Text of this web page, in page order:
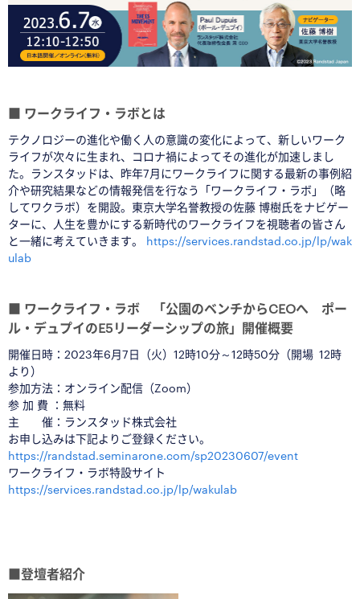
■ ワークライフ・ラボとは
テクノロジーの進化や働く人の意識の変化によって、新しいワーク
ライフが次々に生まれ、コロナ禍によってその進化が加速しまし
た。ランスタッドは、昨年7月にワークライフに関する最新の事例紹
介や研究結果などの情報発信を行なう「ワークライフ・ラボ」（略
してワクラボ）を開設。東京大学名誉教授の佐藤 博樹氏をナビゲー
ターに、人生を豊かにする新時代のワークライフを視聴者の皆さん
と一緒に考えていきます。 https://services.randstad.co.jp/lp/wak
ulab
■ ワークライフ・ラボ 「公園のベンチからCEOへ ポー
ル・デュプイのE5リーダーシップの旅」開催概要
開催日時： 2023年6月7日（火）12時10分～12時50分（開場 12時
より）
参加方法：オンライン配信（Zoom）
参 加 費 ：無料
主 催：ランスタッド株式会社
お申し込みは下記よりご登録ください。
https://randstad.seminarone.com/sp20230607/event
ワークライフ・ラボ特設サイト
https://services.randstad.co.jp/lp/wakulab
■登壇者紹介